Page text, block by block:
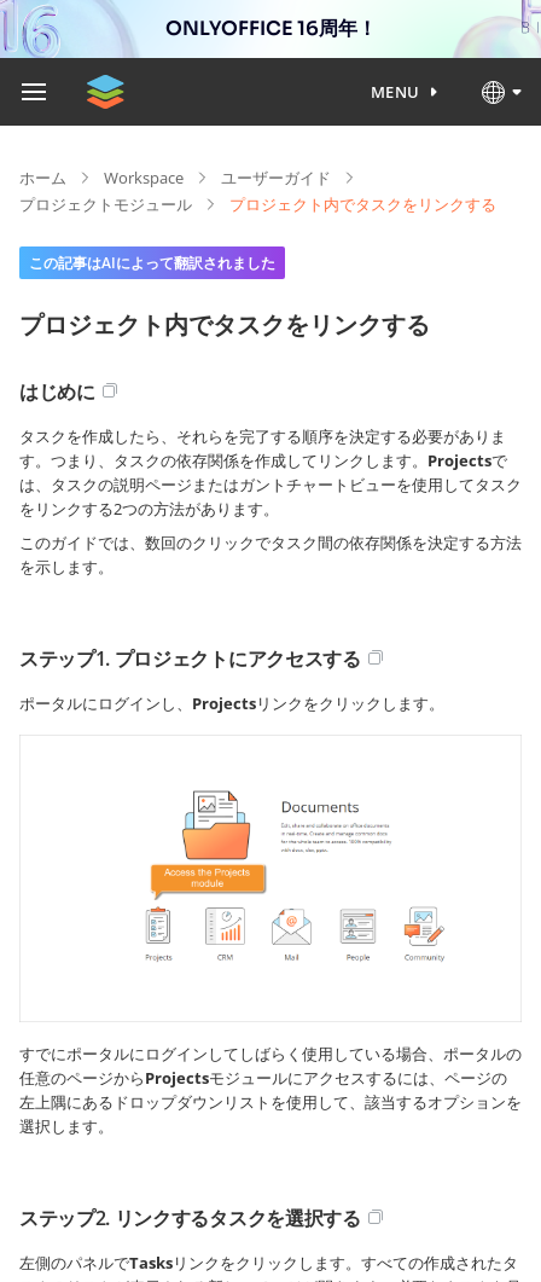
ONLYOFFICE 16周年！
MENU
ホーム Workspace
ユーザーガイド
プロジェクトモジュール
プロジェクト内でタスクをリンクする
この記事はAIによって翻訳されました
プロジェクト内でタスクをリンクする
はじめに
タスクを作成したら、それらを完了する順序を決定する必要がありま
す。つまり、タスクの依存関係を作成してリンクします。 Projectsで
は、タスクの説明ページまたはガントチャートビューを使用してタスク
をリンクする2つの方法があります。
このガイドでは、数回のクリックでタスク間の依存関係を決定する方法
を示します。
ステップ1. プロジェクトにアクセスする
ポータルにログインし、 Projectsリンクをクリックします。
すでにポータルにログインしてしばらく使用している場合、ポータルの
任意のページからProjectsモジュールにアクセスするには、ページの
左上隅にあるドロップダウンリストを使用して、該当するオプションを
選択します。
ステップ2. リンクするタスクを選択する
左側のパネルでTasksリンクをクリックします。すべての作成されたタ